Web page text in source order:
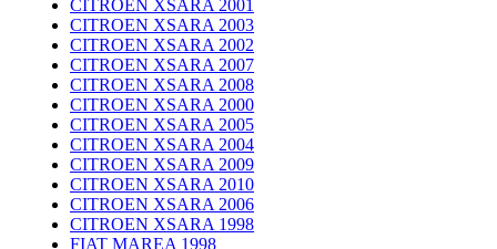
CITROEN XSARA 2001
CITROEN XSARA 2003
CITROEN XSARA 2002
CITROEN XSARA 2007
CITROEN XSARA 2008
CITROEN XSARA 2000
CITROEN XSARA 2005
CITROEN XSARA 2004
CITROEN XSARA 2009
CITROEN XSARA 2010
CITROEN XSARA 2006
CITROEN XSARA 1998
FIAT MAREA 1998